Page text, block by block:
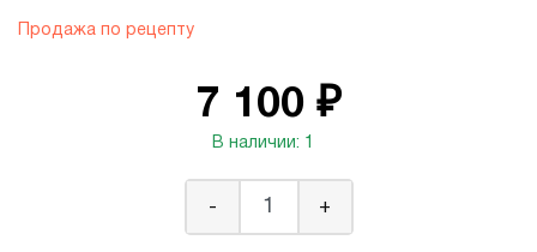
Продажа по рецепту
7 100 ₽
В наличии: 1
- +